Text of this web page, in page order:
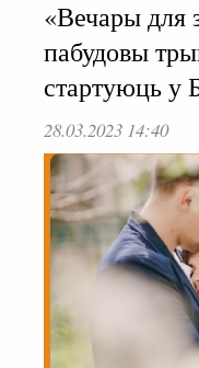
«Вечары для
пабудовы
стартуюць у
28.03.2023 14:40